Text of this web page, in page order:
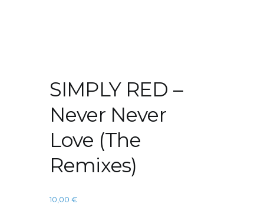
SIMPLY RED –
Never Never
Love (The
Remixes)
10,00 €